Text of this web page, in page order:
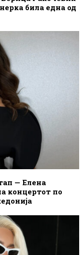
била една од
— Елена
концертот по